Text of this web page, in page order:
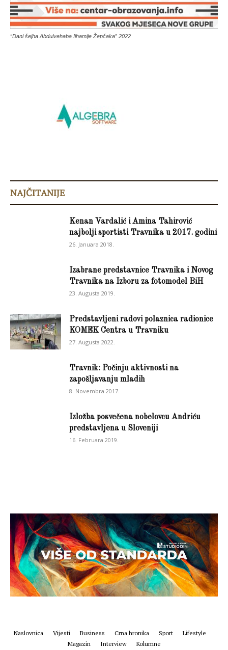
“Dani šejha Abdulvehaba Ilhamije Žepčaka” 2022
NAJČITANIJE
Kenan Vardalić i Amina Tahirović
najbolji sportisti Travnika u 2017. godini
26. Januara 2018.
Izabrane predstavnice Travnika i Novog
Travnika na Izboru za fotomodel BiH
23. Augusta 2019.
Predstavljeni radovi polaznica radionice
KOMEK Centra u Travniku
27. Augusta 2022.
Travnik: Počinju aktivnosti na
zapošljavanju mladih
8. Novembra 2017.
Izložba posvečena nobelovcu Andriću
predstavljena u Sloveniji
16. Februara 2019.
Naslovnica Vijesti Business Crna hronika Sport
Lifestyle
Magazin
Interview Kolumne